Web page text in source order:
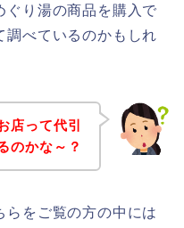
ぐり湯の商品を購入で
調べているのかもしれ
店って代引
のかな～？
らをご覧の方の中には